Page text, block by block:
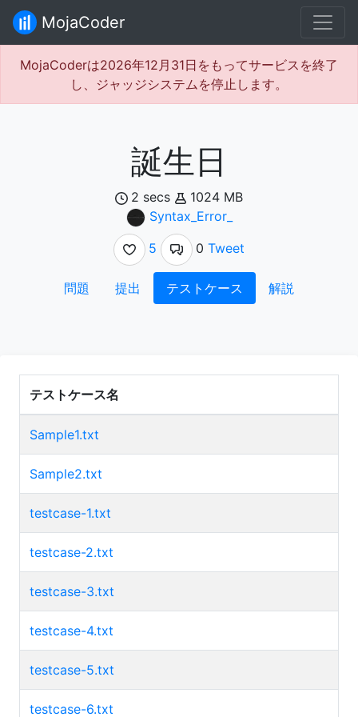
MojaCoder
MojaCoderは2026年12月31日をもってサービスを終了
し、ジャッジシステムを停止します。
誕生日
2 secs
1024 MB
Syntax_Error_
5
0 Tweet
問題 提出 テストケース 解説
テストケース名
Sample1.txt
Sample2.txt
testcase-1.txt
testcase-2.txt
testcase-3.txt
testcase-4.txt
testcase-5.txt
testcase-6.txt